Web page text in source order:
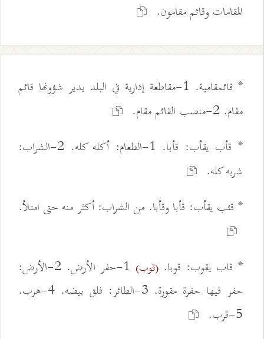
المقامات وقائم مقامون.
* قائمقامية. 1-مقاطعة إدارية في البلد يدير شؤونها قائم
مقام. 2-منصب القائم مقام.
* قأب يقأب: قأبا. 1-الطعام: أكله كله. 2-الشراب:
شربه كله.
* قئب يقأب: قأبا وقأبا. من الشراب: أكثر منه حتى امتلأ.
* قاب يقوب: قوبا.(قوب)
1-حفر الأرض. 2-الأرض:
حفر فيها حفرة مقورة. 3-الطائر: فلق بيضه. 4-هرب.
5-قرب.